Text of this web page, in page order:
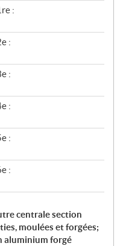
:
:
:
:
:
:
centrale section
moulées et forgées;
aluminium forgé